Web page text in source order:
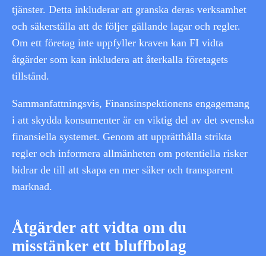
tjänster. Detta inkluderar att granska deras verksamhet
och säkerställa att de följer gällande lagar och regler.
Om ett företag inte uppfyller kraven kan FI vidta
åtgärder som kan inkludera att återkalla företagets
tillstånd.
Sammanfattningsvis, Finansinspektionens engagemang
i att skydda konsumenter är en viktig del av det svenska
finansiella systemet. Genom att upprätthålla strikta
regler och informera allmänheten om potentiella risker
bidrar de till att skapa en mer säker och transparent
marknad.
Åtgärder att vidta om du
misstänker ett bluffbolag